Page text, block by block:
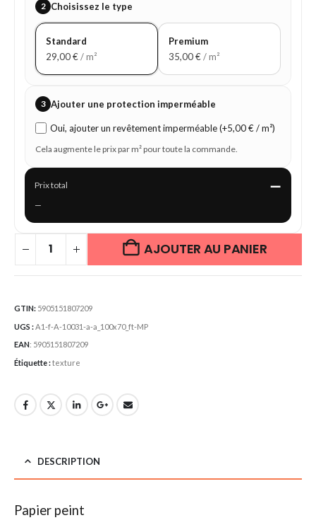
2 Choisissez le type
Standard
29,00€/ m²
Premium
35,00€/ m²
3 Ajouter une protection imperméable
Oui, ajouter un revêtement imperméable (+5,00 € / m²)
Cela augmente le prix par m² pour toute la commande.
Prix total —
—
AJOUTER AU PANIER
GTIN: 5905151807209
UGS :A1-f-A-10031-a-a_100x70_ft-MP
EAN: 5905151807209
Étiquette :texture
DESCRIPTION
Papier peint